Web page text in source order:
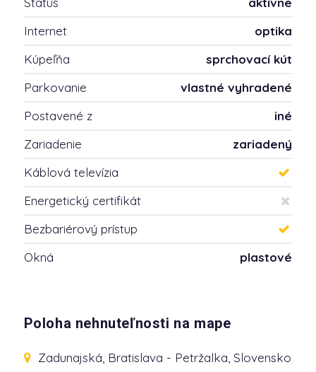
Internet
optika
Kúpeľňa
sprchovací kút
Parkovanie
vlastné vyhradené
Postavené z
iné
Zariadenie
zariadený
Káblová televízia
Energetický certifikát
Bezbariérový prístup
Okná
plastové
Poloha nehnuteľnosti na mape
Zadunajská , Bratislava - Petržalka, Slovensko